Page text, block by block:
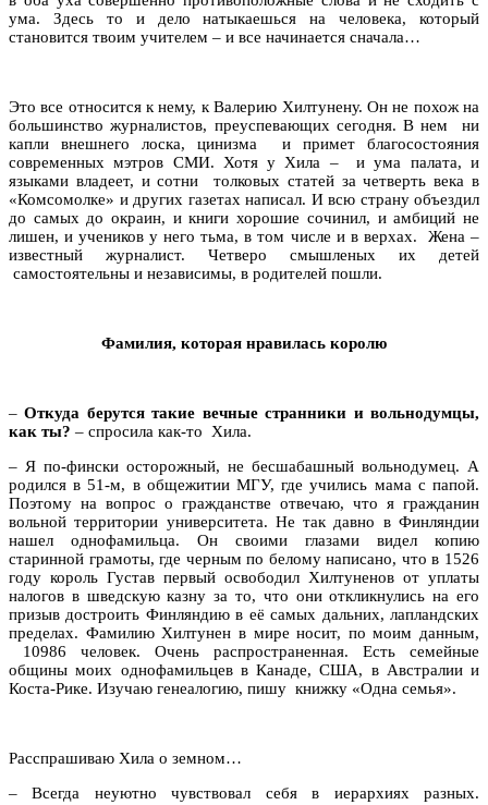
ума. Здесь то и дело натыкаешься на человека, который
становится твоим учителем – и все начинается сначала…
Это все относится к нему, к Валерию Хилтунену. Он не похож на
большинство журналистов, преуспевающих сегодня. В нем ни
капли внешнего лоска, цинизма и примет благосостояния
современных мэтров СМИ. Хотя у Хила – и ума палата, и
языками владеет, и сотни толковых статей за четверть века в
«Комсомолке» и других газетах написал. И всю страну объездил
до самых до окраин, и книги хорошие сочинил, и амбиций не
лишен, и учеников у него тьма, в том числе и в верхах. Жена –
известный журналист. Четверо смышленых их детей
самостоятельны и независимы, в родителей пошли.
Фамилия, которая нравилась королю
– Откуда берутся такие вечные странники и вольнодумцы,
как ты? – спросила как-то Хила.
– Я по-фински осторожный, не бесшабашный вольнодумец. А
родился в 51-м, в общежитии МГУ, где учились мама с папой.
Поэтому на вопрос о гражданстве отвечаю, что я гражданин
вольной территории университета. Не так давно в Финляндии
нашел однофамильца. Он своими глазами видел копию
старинной грамоты, где черным по белому написано, что в 1526
году король Густав первый освободил Хилтуненов от уплаты
налогов в шведскую казну за то, что они откликнулись на его
призыв достроить Финляндию в её самых дальних, лапландских
пределах. Фамилию Хилтунен в мире носит, по моим данным,
10986 человек. Очень распространенная. Есть семейные
общины моих однофамильцев в Канаде, США, в Австралии и
Коста-Рике. Изучаю генеалогию, пишу книжку «Одна семья».
Расспрашиваю Хила о земном…
– Всегда неуютно чувствовал себя в иерархиях разных.